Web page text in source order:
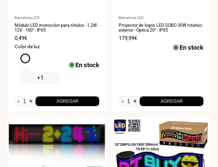
Proveedor:
Barcelona LED
Módulo LED monocolor para rótulos - 1.2W -
12V - 160° - IP65
Precio
de
venta
0,49€
Color de luz
Blanco
13000K
neutro+1
En stock
- + AGREGAR
Proveedor:
Barcelona LED
Proyector de logos LED GOBO 30W rotativo
exterior - Óptica 20° - IP65
Precio
179,99€
En stock
- + AGREGAR